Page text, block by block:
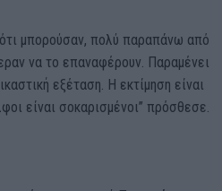
μπορούσαν, πολύ παραπάνω από
να το επαναφέρουν. Παραμένει
εξέταση. Η εκτίμηση είναι
είναι σοκαρισμένοι” πρόσθεσε.